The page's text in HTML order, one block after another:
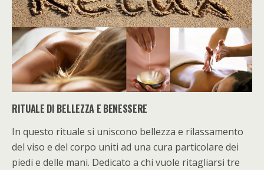
RITUALE DI BELLEZZA E BENESSERE
In questo rituale si uniscono bellezza e rilassamento
del viso e del corpo uniti ad una cura particolare dei
piedi e delle mani. Dedicato a chi vuole ritagliarsi tre